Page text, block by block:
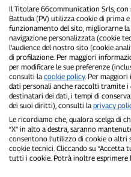
P300.it è una Testata
Registrazione numero 1/
Proprietario ed editore:
Direttore Responsabile:
Privacy
"Se è successo
Copyright ©
Il Titolare 66communication Srls, con
Battuda (PV) utilizza cookie di prima
funzionamento del sito, migliorarne
navigazione personalizzata (cookie
l’audience del nostro sito (cookie
di profilazione. Per maggiori
per modificare le sue preferenze
consulti la cookie policy. Per
dati personali anche raccolti tramite
destinatari dei dati, i tempi di
dei suoi diritti), consulti la privacy
Le ricordiamo che, qualora scelga di
“X” in alto a destra, saranno
consentono l’utilizzo di cookie o
cookie tecnici. Cliccando su “Accetta
tutti i cookie. Potrà inoltre esprimere